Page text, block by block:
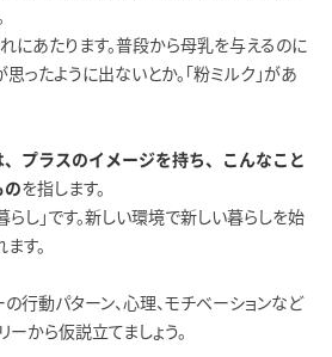
れにあたります。普段から母乳を与えるのに
ったように出ないとか。「粉ミルク」があ
プラスのイメージを持ち、こんなこと
のを指します。
らし」です。新しい環境で新しい暮らしを始
す。
行動パターン、心理、モチベーションなど
ーから仮説立てましょう。